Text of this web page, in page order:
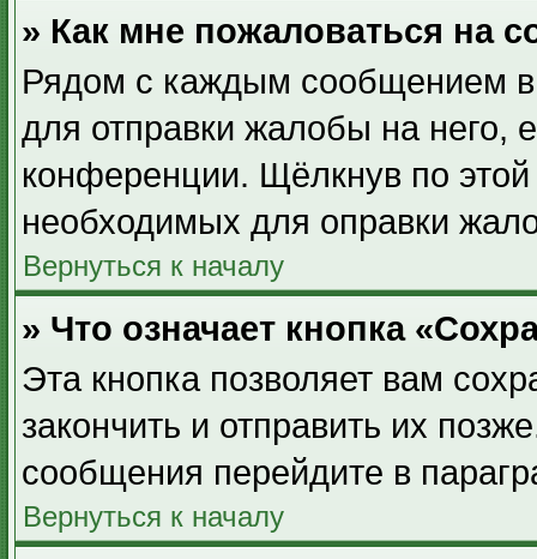
» Как мне пожаловаться на
Рядом с каждым сообщением
для отправки жалобы на него,
конференции. Щёлкнув по
необходимых для оправки
Вернуться к началу
» Что означает кнопка
Эта кнопка позволяет вам
закончить и отправить их
сообщения перейдите в
Вернуться к началу